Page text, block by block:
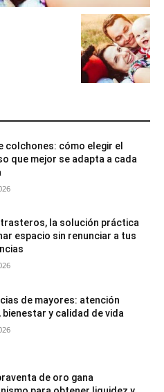
colchones: cómo elegir el
que mejor se adapta a cada
la solución práctica
espacio sin renunciar a tus
de mayores: atención
bienestar y calidad de vida
de oro gana